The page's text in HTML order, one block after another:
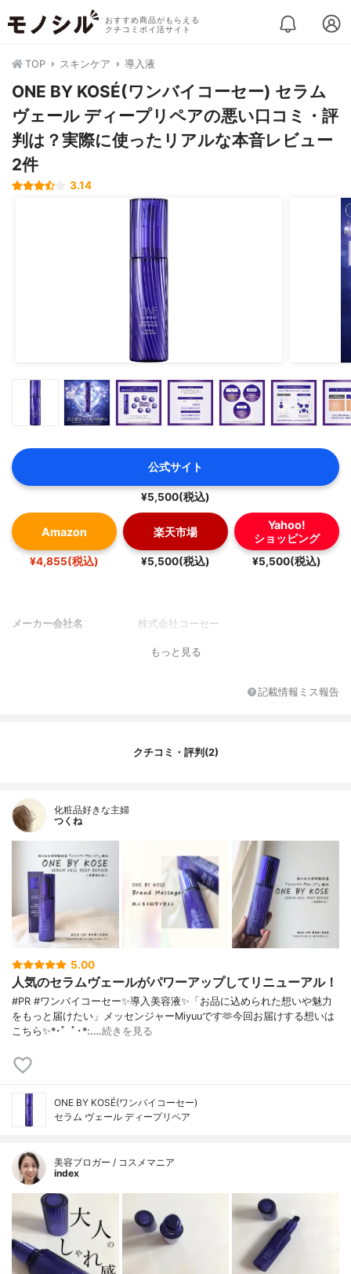
おすすめ商品がもらえる
クチコミポイ活サイト
TOP スキンケア 導入液
ONE BY KOSÉ(ワンバイコーセー) セラム
ヴェール ディープリペアの悪い口コミ・評
判は？実際に使ったリアルな本音レビュー
2件
3.14
公式サイト
¥5,500(税込)
Amazon
¥4,855(税込)
楽天市場
¥5,500(税込)
Yahoo!
ショッピング
¥5,500(税込)
メーカー会社名 株式会社コーセー
もっと見る
記載情報ミス報告
クチコミ・評判(2)
化粧品好きな主婦
つくね
5.00
人気のセラムヴェールがパワーアップしてリニューアル！
#PR #ワンバイコーセー✨導入美容液✨「お品に込められた想いや魅力
をもっと届けたい」メッセンジャーMiyuuです🫶今回お届けする想いは
こちら✨*･゜ﾟ･*:.…続きを見る
ONE BY KOSÉ(ワンバイコーセー)
セラム ヴェール ディープリペア
美容ブロガー / コスメマニア
index